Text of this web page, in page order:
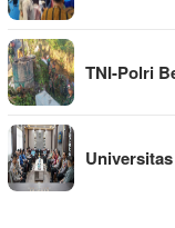
TNI-Polri